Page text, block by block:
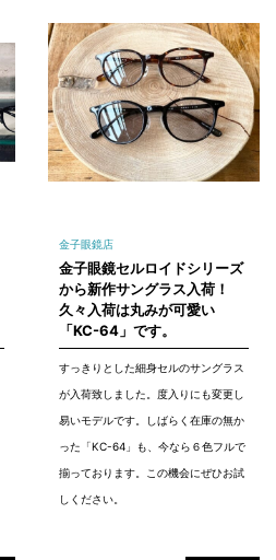
金子眼鏡店
金子眼鏡セルロイドシリーズ
から新作サングラス入荷！
久々入荷は丸みが可愛い
「KC-64」です。
すっきりとした細身セルのサングラス
が入荷致しました。度入りにも変更し
易いモデルです。しばらく在庫の無か
った「KC-64」も、今なら６色フルで
揃っております。この機会にぜひお試
しください。